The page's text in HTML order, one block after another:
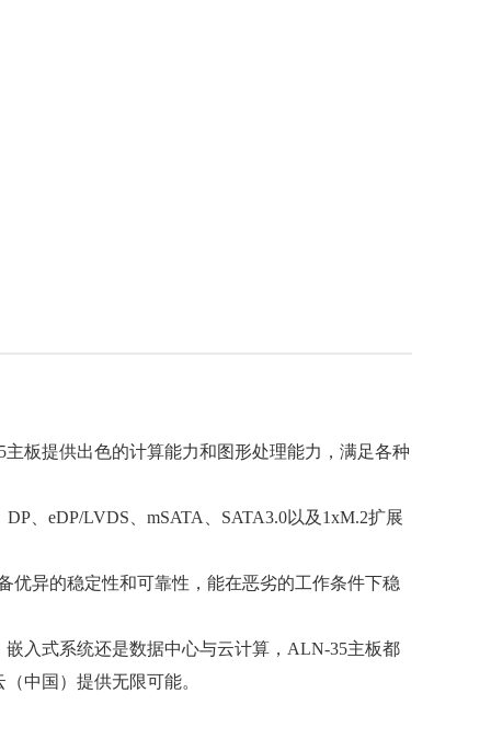
板提供出色的计算能力和图形处理能力，满足各种
、eDP/LVDS、mSATA、SATA3.0以及1xM.2扩展
优异的稳定性和可靠性，能在恶劣的工作条件下稳
入式系统还是数据中心与云计算，ALN-35主板都
中国）提供无限可能。